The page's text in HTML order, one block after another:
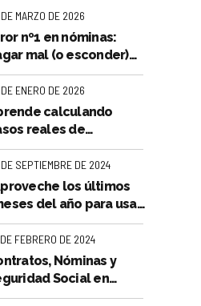
MARZO DE 2026
nº1 en nóminas:
mal (o esconder)
horas extra
ENERO DE 2026
calculando
reales de
de nóminas
DE SEPTIEMBRE DE 2024
los últimos
del año para usar
crédito de formación
FUNDAE
FEBRERO DE 2024
Nóminas y
Social en